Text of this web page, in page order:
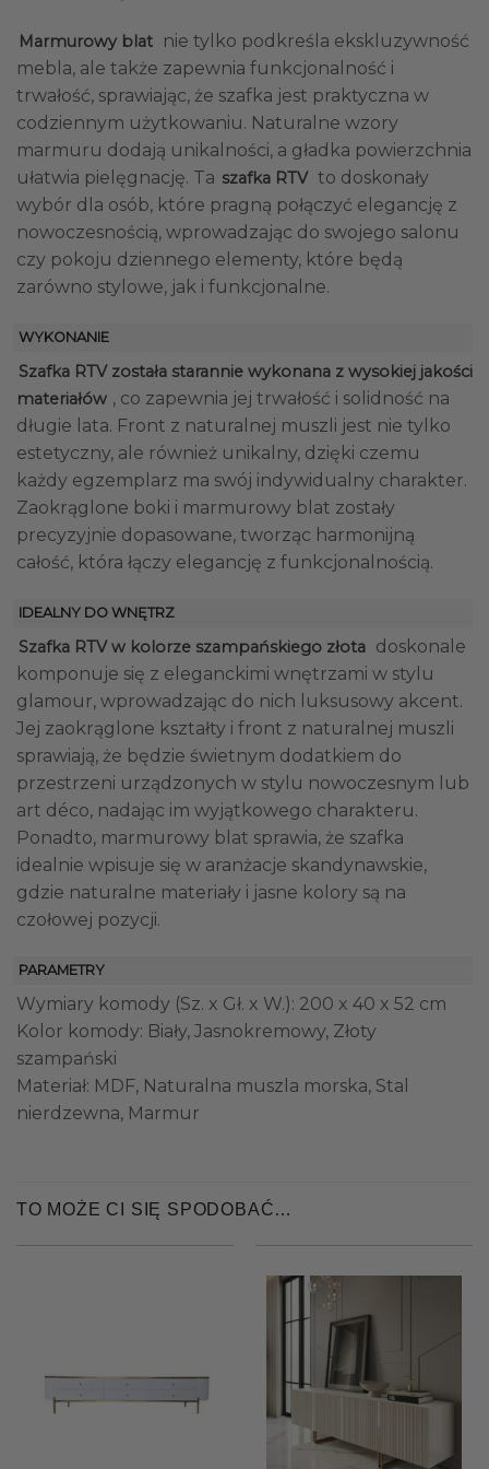
Marmurowy blat
nie tylko podkreśla ekskluzywność
mebla, ale także zapewnia funkcjonalność i
trwałość, sprawiając, że szafka jest praktyczna w
codziennym użytkowaniu. Naturalne wzory
marmuru dodają unikalności, a gładka powierzchnia
ułatwia pielęgnację. Ta szafka RTV to doskonały
wybór dla osób, które pragną połączyć elegancję z
nowoczesnością, wprowadzając do swojego salonu
czy pokoju dziennego elementy, które będą
zarówno stylowe, jak i funkcjonalne.
WYKONANIE
Szafka RTV została starannie wykonana z wysokiej jakości
materiałów , co zapewnia jej trwałość i solidność na
długie lata. Front z naturalnej muszli jest nie tylko
estetyczny, ale również unikalny, dzięki czemu
każdy egzemplarz ma swój indywidualny charakter.
Zaokrąglone boki i marmurowy blat zostały
precyzyjnie dopasowane, tworząc harmonijną
całość, która łączy elegancję z funkcjonalnością.
IDEALNY DO WNĘTRZ
Szafka RTV w kolorze szampańskiego złota doskonale
komponuje się z eleganckimi wnętrzami w stylu
glamour, wprowadzając do nich luksusowy akcent.
Jej zaokrąglone kształty i front z naturalnej muszli
sprawiają, że będzie świetnym dodatkiem do
przestrzeni urządzonych w stylu nowoczesnym lub
art déco, nadając im wyjątkowego charakteru.
Ponadto, marmurowy blat sprawia, że szafka
idealnie wpisuje się w aranżacje skandynawskie,
gdzie naturalne materiały i jasne kolory są na
czołowej pozycji.
PARAMETRY
Wymiary komody (Sz. x Gł. x W.): 200 x 40 x 52 cm
Kolor komody: Biały, Jasnokremowy, Złoty
szampański
Materiał: MDF, Naturalna muszla morska, Stal
nierdzewna, Marmur
TO MOŻE CI SIĘ SPODOBAĆ…